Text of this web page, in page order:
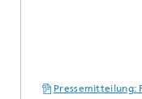
Pressemitteilung: